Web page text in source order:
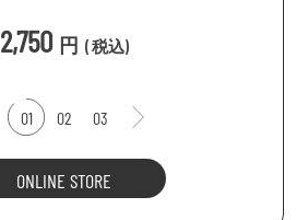
2,750 円 (税込)
01 02 03
ONLINE STORE